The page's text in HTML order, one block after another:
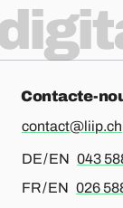
Contacte-
contact@liip.ch
DE / EN Pour
043
FR / EN Pour le
026